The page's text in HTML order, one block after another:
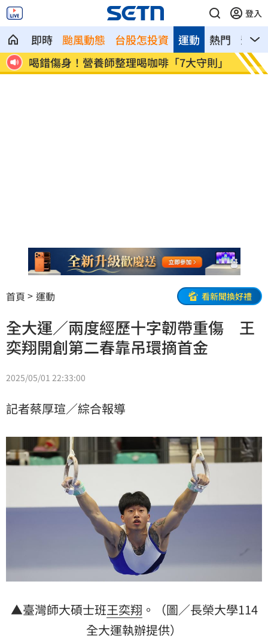
登入
即時 颱風動態 台股怎投資 熱門 影音
運動
」 美：東南亞詐騙園區多由中國背景組織主
導
拆監
首頁 運動 看新聞換好禮
全大運／兩度經歷十字韌帶重傷 王
奕翔開創第二春靠吊環摘首金
2025/05/01 22:33:00
記者蔡厚瑄／綜合報導
▲臺灣師大碩士班王奕翔 。（圖／長榮大學114
全大運執辦提供）